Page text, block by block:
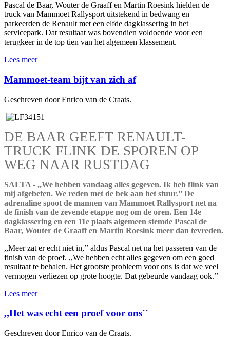
Pascal de Baar, Wouter de Graaff en Martin Roesink hielden de
truck van Mammoet Rallysport uitstekend in bedwang en
parkeerden de Renault met een elfde dagklassering in het
servicepark. Dat resultaat was bovendien voldoende voor een
terugkeer in de top tien van het algemeen klassement.
Lees meer
Mammoet-team bijt van zich af
Geschreven door Enrico van de Craats.
DE BAAR GEEFT RENAULT-
TRUCK FLINK DE SPOREN OP
WEG NAAR RUSTDAG
SALTA - ,,We hebben vandaag alles gegeven. Ik heb flink van
mij afgebeten. We reden met de bek aan het stuur.’’ De
adrenaline spoot de mannen van Mammoet Rallysport net na
de finish van de zevende etappe nog om de oren. Een 14e
dagklassering en een 11e plaats algemeen stemde Pascal de
Baar, Wouter de Graaff en Martin Roesink meer dan tevreden.
,,Meer zat er echt niet in,’’ aldus Pascal net na het passeren van de
finish van de proef. ,,We hebben echt alles gegeven om een goed
resultaat te behalen. Het grootste probleem voor ons is dat we veel
vermogen verliezen op grote hoogte. Dat gebeurde vandaag ook.’’
Lees meer
,,Het was echt een proef voor ons´´
Geschreven door Enrico van de Craats.